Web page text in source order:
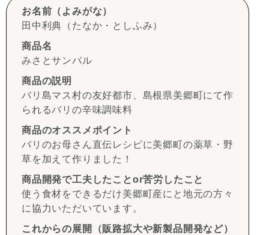
お名前（よみがな）
田中利典（たなか・としふみ）
商品名
みさとサンバル
商品の説明
バリ島マス村の友好都市、島根県美郷町にて作
られるバリの辛味調味料
商品のオススメポイント
バリのお母さん直伝レシピに美郷町の薬草・野
草を加えて作りました！
商品開発で工夫したことor苦労したこと
使う食材をできるだけ美郷町産にと地元の方々
に協力いただいています。
これからの展開（販路拡大や新製品開発など）